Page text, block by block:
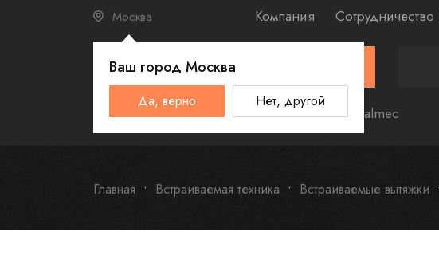
Москва
Ваш город Москва
Да, верно Нет, другой
Компания Сотрудничество
Schulthess Smeg Omoikiri Falmec
Главная Встраиваемая техника Встраиваемые вытяжки